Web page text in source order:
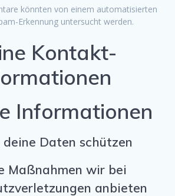
könnten von einem automatisierten
Erkennung untersucht werden.
Kontakt-
Informationen
Daten schützen
Maßnahmen wir bei
anbieten